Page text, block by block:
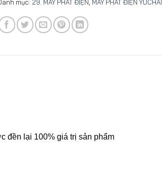
mục: 29. MÁY PHÁT ĐIỆN MÁY PHÁT ĐIỆN YUCHAI
đền lại 100% giá trị sản phẩm